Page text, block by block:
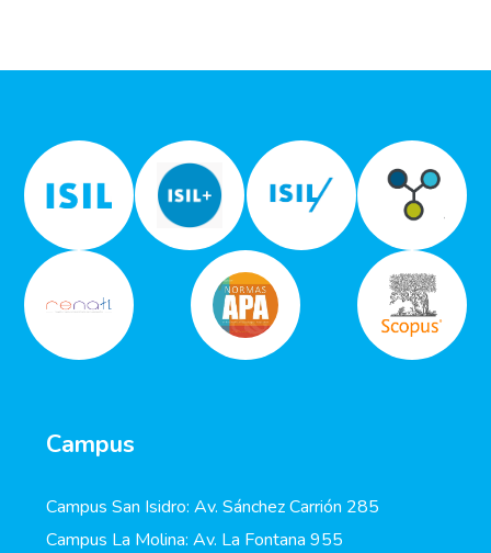
Campus
Campus San Isidro: Av. Sánchez Carrión 285
Campus La Molina: Av. La Fontana 955